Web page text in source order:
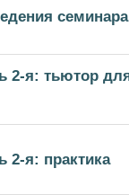
семинара
2-я: тьютор
2-я: практика